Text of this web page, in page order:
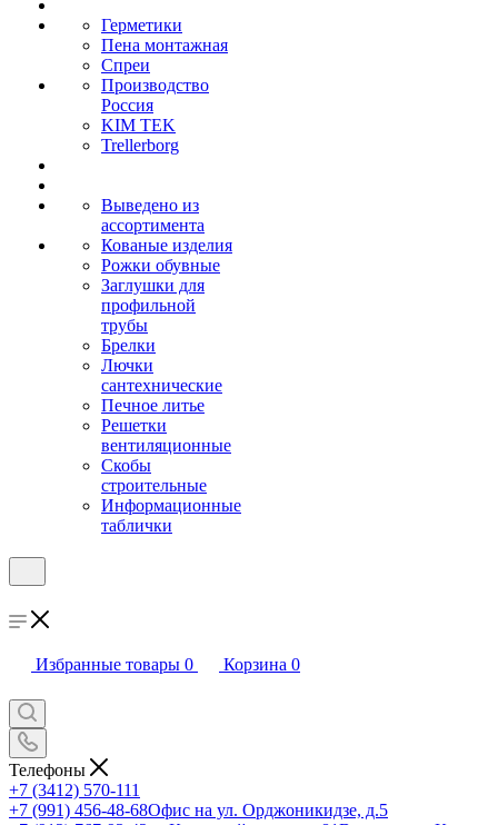
Герметики
Пена монтажная
Спреи
Производство
Россия
KIM TEK
Trellerborg
Выведено из
ассортимента
Кованые изделия
Рожки обувные
Заглушки для
профильной
трубы
Брелки
Лючки
сантехнические
Печное литье
Решетки
вентиляционные
Скобы
строительные
Информационные
таблички
Избранные товары 0 Корзина 0
Телефоны
+7 (3412) 570-111
+7 (991) 456-48-68Офис на ул. Орджоникидзе, д.5